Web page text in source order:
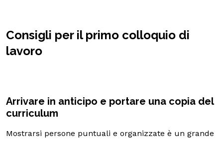
Consigli per il primo colloquio di
lavoro
Arrivare in anticipo e portare una copia del
curriculum
Mostrarsi persone puntuali e organizzate è un grande